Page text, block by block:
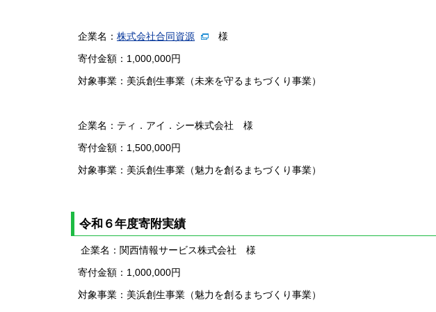
企業名： 株式会社合同資源
様
寄付金額：1,000,000円
対象事業：美浜創生事業（未来を守るまちづくり事業）
企業名：ティ．アイ．シー株式会社 様
寄付金額：1,500,000円
対象事業：美浜創生事業（魅力を創るまちづくり事業）
令和６年度寄附実績
企業名：関西情報サービス株式会社 様
寄付金額：1,000,000円
対象事業：美浜創生事業（魅力を創るまちづくり事業）